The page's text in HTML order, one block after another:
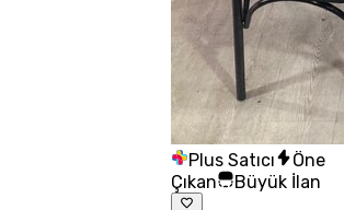
Plus Satıcı
Öne
Çıkan
Büyük İlan